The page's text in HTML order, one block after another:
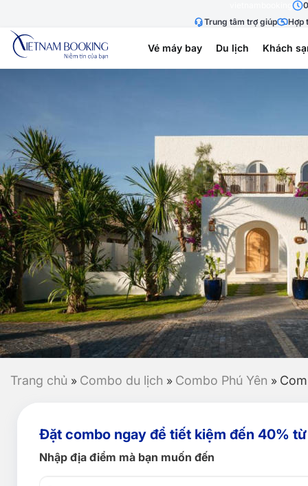
Trung tâm trợ giúp
Hợp
Vé máy bay Du lịch Khách
Trang chủ » Combo du lịch » Combo Phú Yên »
Đặt combo ngay để tiết kiệm đến 40%
Nhập địa điểm mà bạn muốn đến